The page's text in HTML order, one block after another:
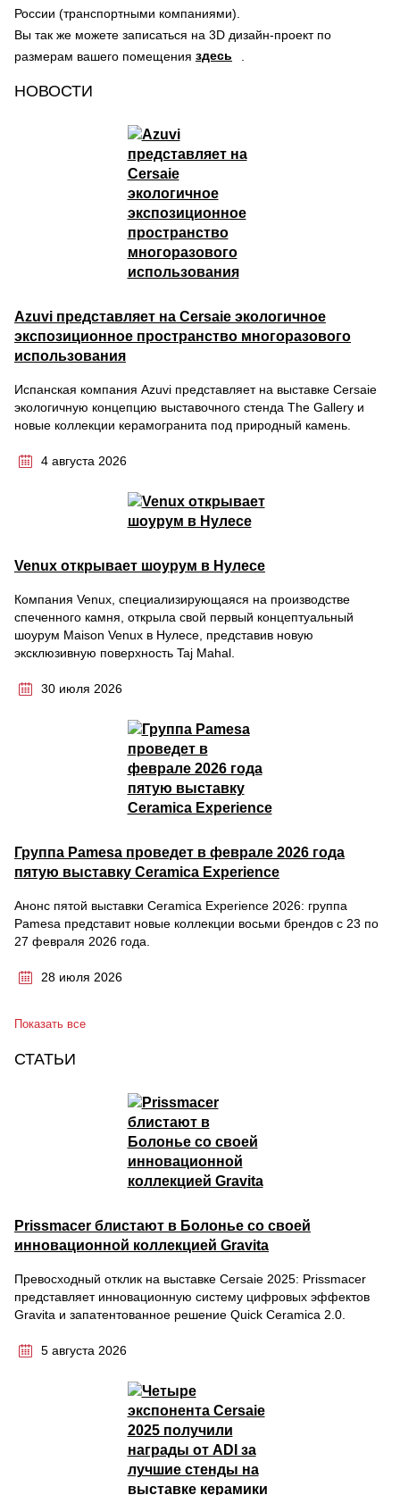
России (транспортными компаниями).
Вы так же можете записаться на 3D дизайн-проект по
размерам вашего помещения здесь
НОВОСТИ
Azuvi представляет на Cersaie экологичное
экспозиционное пространство многоразового
использования
Испанская компания Azuvi представляет на выставке Cersaie
экологичную концепцию выставочного стенда The Gallery и
новые коллекции керамогранита под природный камень.
4 августа 2026
Venux открывает шоурум в Нулесе
Компания Venux, специализирующаяся на производстве
спеченного камня, открыла свой первый концептуальный
шоурум Maison Venux в Нулесе, представив новую
эксклюзивную поверхность Taj Mahal.
30 июля 2026
Группа Pamesa проведет в феврале 2026 года
пятую выставку Ceramica Experience
Анонс пятой выставки Ceramica Experience 2026: группа
Pamesa представит новые коллекции восьми брендов с 23 по
27 февраля 2026 года.
28 июля 2026
Показать все
СТАТЬИ
Prissmacer блистают в Болонье со своей
инновационной коллекцией Gravita
Превосходный отклик на выставке Cersaie 2025: Prissmacer
представляет инновационную систему цифровых эффектов
Gravita и запатентованное решение Quick Ceramica 2.0.
5 августа 2026